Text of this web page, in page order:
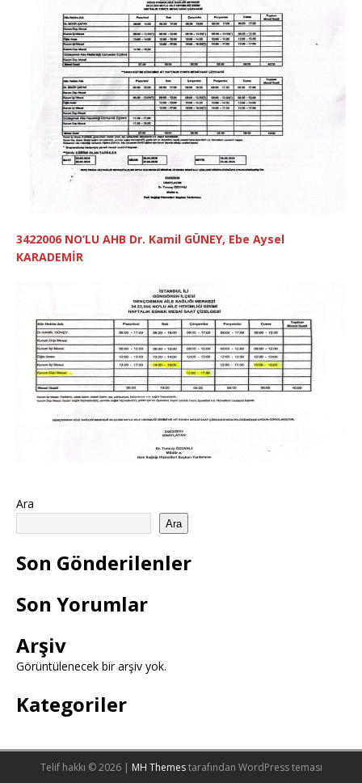
3422006 NO’LU AHB Dr. Kamil GÜNEY, Ebe Aysel
KARADEMİR
Ara
Ara
Son Gönderilenler
Son Yorumlar
Arşiv
Görüntülenecek bir arşiv yok.
Kategoriler
Telif hakkı © 2026 | MH Themestarafından WordPress teması